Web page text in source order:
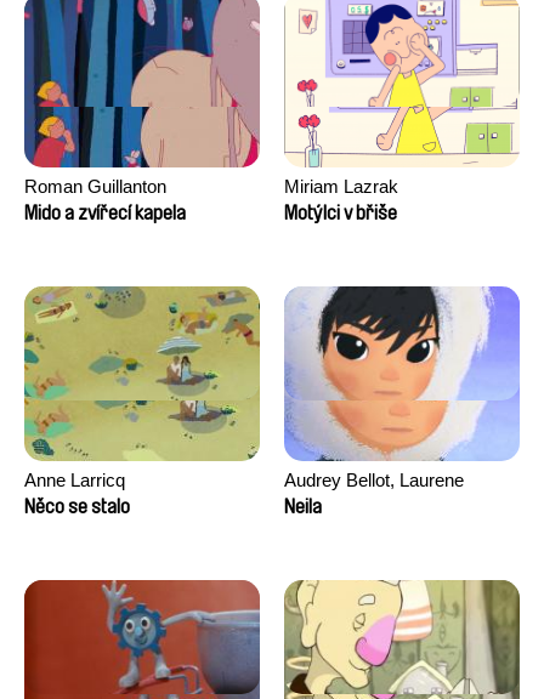
Roman Guillanton
Mido a zvířecí kapela
Miriam Lazrak
Motýlci v břiše
Anne Larricq
Něco se stalo
Audrey Bellot, Laurene
Desoutter, Amandine
David Tabar, Guillaume
Vezzoli, Eline Zhang
Neila